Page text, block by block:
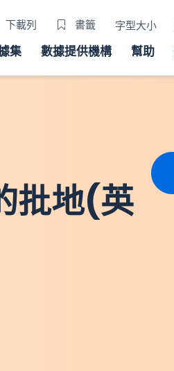
下載列 書籤 字型大小
集 數據提供機構 幫助
批地(英